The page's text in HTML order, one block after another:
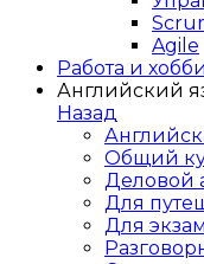
Agile
Работа и хобби
Английский
Назад
Общий
Деловой
Для
Для